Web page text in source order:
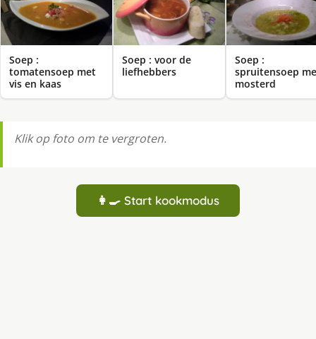
Soep :
tomatensoep met
vis en kaas
Soep : voor de
liefhebbers
Soep :
spruitensoep
mosterd
Klik op foto om te vergroten.
👩‍🍳 Start kookmodus